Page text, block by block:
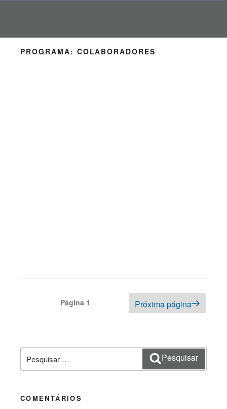
PROGRAMA: COLABORADORES
NavegaçãoPágina 1 Próxima página
por:
Pesquisar
COMENTÁRIOS